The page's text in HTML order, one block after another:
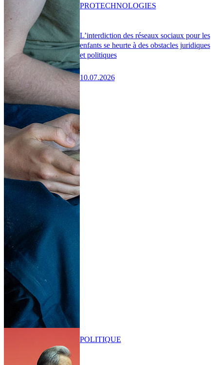
L’interdiction des réseaux sociaux pour les
enfants se heurte à des obstacles juridiques
et politiques
10.07.2026
PROTECHNOLOGIES
POLITIQUE